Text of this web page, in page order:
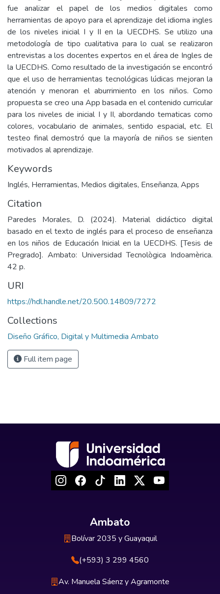
fue analizar el papel de los medios digitales como
herramientas de apoyo para el aprendizaje del idioma ingles
de los niveles inicial I y II en la UECDHS. Se utilizo una
metodología de tipo cualitativa para lo cual se realizaron
entrevistas a los docentes expertos en el área de Ingles de
la UECDHS. Como resultado de la investigación se encontró
que el uso de herramientas tecnológicas lúdicas mejoran la
atención y menoran el aburrimiento en los niños. Como
propuesta se creo una App basada en el contenido curricular
para los niveles de inicial I y II, abordando tematicas como
colores, vocabulario de animales, sentido espacial, etc. El
testeo final demostró que la mayoría de niños se sienten
motivados al aprendizaje.
Keywords
Inglés, Herramientas, Medios digitales, Enseñanza, Apps
Citation
Paredes Morales, D. (2024). Material didáctico digital
basado en el texto de inglés para el proceso de enseñanza
en los niños de Educación Inicial en la UECDHS. [Tesis de
Pregrado]. Ambato: Universidad Tecnològica Indoamèrica.
42 p.
URI
https://hdl.handle.net/20.500.14809/7272
Collections
Diseño Gráfico, Digital y Multimedia Ambato
Full item page
Ambato
Bolívar 2035 y Guayaquil
(+593) 3 299 4560
Av. Manuela Sáenz y Agramonte